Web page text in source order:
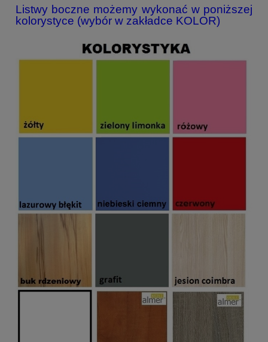
Listwy boczne możemy wykonać w poniższej
kolorystyce (wybór w zakładce KOLOR)